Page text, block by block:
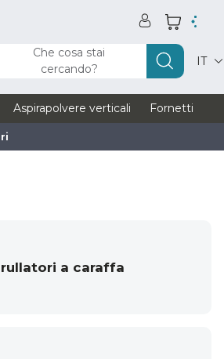
Che cosa stai
cercando?
IT
Aspirapolvere verticali Fornetti
a caraffa